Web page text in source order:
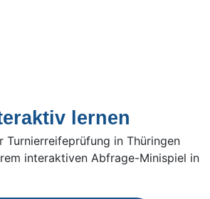
lernen
Turnierreifeprüfung in Thüringen
interaktiven Abfrage-Minispiel in